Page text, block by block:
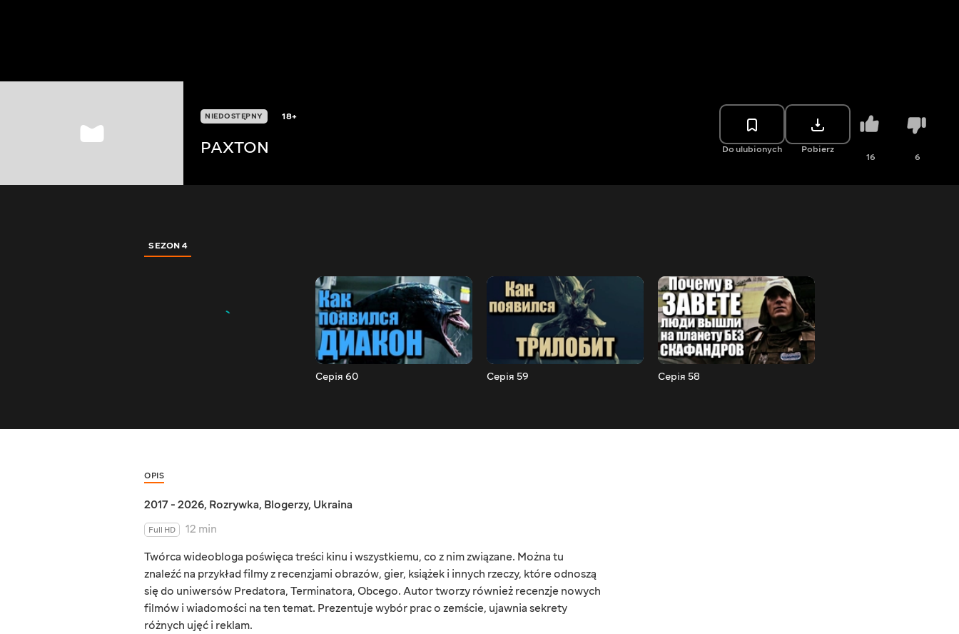
NIEDOSTĘPNY 18+
PAXTON Do ulubionych Pobierz
16 6
SEZON 4
Серія 60 Серія 59 Серія 58
OPIS
2017 - 2026, Rozrywka, Blogerzy, Ukraina
Full HD
12 min
Twórca wideobloga poświęca treści kinu i wszystkiemu, co z nim związane. Można tu
znaleźć na przykład filmy z recenzjami obrazów, gier, książek i innych rzeczy, które odnoszą
się do uniwersów Predatora, Terminatora, Obcego. Autor tworzy również recenzje nowych
filmów i wiadomości na ten temat. Prezentuje wybór prac o zemście, ujawnia sekrety
różnych ujęć i reklam.